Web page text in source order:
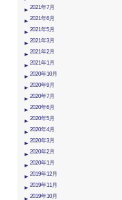
2021年7月
2021年6月
2021年5月
2021年3月
2021年2月
2021年1月
2020年10月
2020年9月
2020年7月
2020年6月
2020年5月
2020年4月
2020年3月
2020年2月
2020年1月
2019年12月
2019年11月
2019年10月